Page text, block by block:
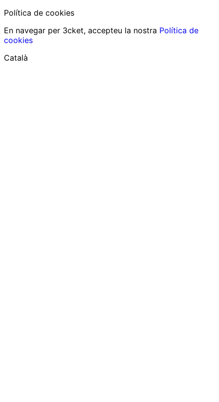
Política de cookies
En navegar per 3cket, accepteu la nostra Política de
cookies
Català